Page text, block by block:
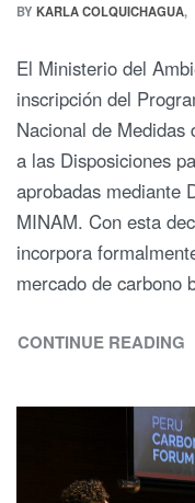
BY KARLA COLQUICHAGUA
El Ministerio del
inscripción del
Nacional de
a las Disposiciones
aprobadas mediante
MINAM. Con esta
incorpora
mercado de carbono
CONTINUE READING